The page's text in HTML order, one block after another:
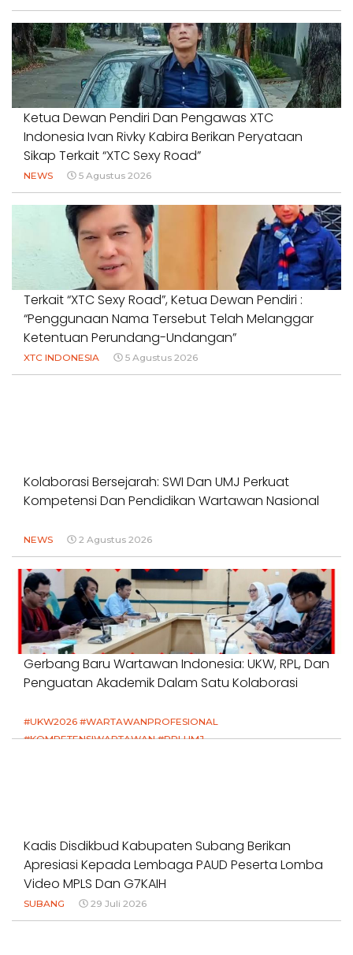
Ketua Dewan Pendiri Dan Pengawas XTC
Indonesia Ivan Rivky Kabira Berikan Peryataan
Sikap Terkait “XTC Sexy Road”
NEWS 5 Agustus 2026
Terkait “XTC Sexy Road”, Ketua Dewan Pendiri :
“Penggunaan Nama Tersebut Telah Melanggar
Ketentuan Perundang-Undangan”
XTC INDONESIA 5 Agustus 2026
Kolaborasi Bersejarah: SWI Dan UMJ Perkuat
Kompetensi Dan Pendidikan Wartawan Nasional
NEWS 2 Agustus 2026
Gerbang Baru Wartawan Indonesia: UKW, RPL, Dan
Penguatan Akademik Dalam Satu Kolaborasi
#UKW2026 #WARTAWANPROFESIONAL
#KOMPETENSIWARTAWAN #RPLUMJ
Kadis Disdikbud Kabupaten Subang Berikan
Apresiasi Kepada Lembaga PAUD Peserta Lomba
Video MPLS Dan G7KAIH
SUBANG 29 Juli 2026